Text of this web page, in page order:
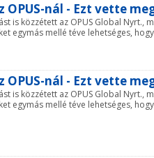
nál - Ezt vette
is közzétett az OPUS Global Nyrt.,
egymás mellé téve lehetséges,
nál - Ezt vette
is közzétett az OPUS Global Nyrt.,
egymás mellé téve lehetséges,